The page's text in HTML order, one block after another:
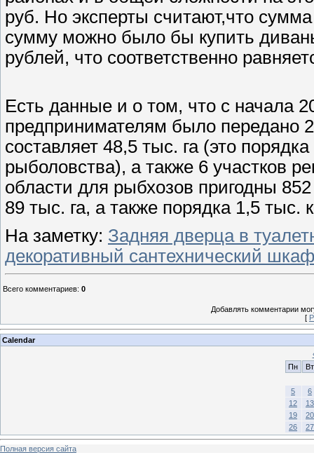
руб. Но эксперты считают,что
сумму можно было бы купить
рублей, что соответственно
Есть данные и о том, что с начала
предпринимателям было передано
составляет 48,5 тыс. га (это
рыболовства), а также 6 участков
области для рыбхозов пригодны
89 тыс. га, а также порядка 1,5 тыс.
На заметку: Задняя дверца в
декоративный сантехнический
Всего комментариев: 0
Добавлять комментарии
[
Calendar
Пн
Вт
5
6
12
13
19
20
26
27
Полная версия сайта